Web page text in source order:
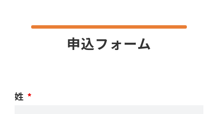
申込フォーム
姓 *